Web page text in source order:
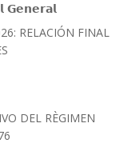
𝗚𝗲𝗻𝗲𝗿𝗮𝗹
RELACIÓN FINAL
DEL RÈGIMEN